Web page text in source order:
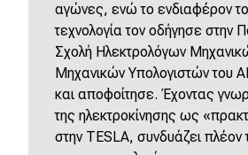
αγώνες, ενώ το ενδιαφέρον
τεχνολογία τον οδήγησε στην
Σχολή Ηλεκτρολόγων
Μηχανικών Υπολογιστών του
και αποφοίτησε. Έχοντας
της ηλεκτροκίνησης ως
στην TESLA, συνδυάζει